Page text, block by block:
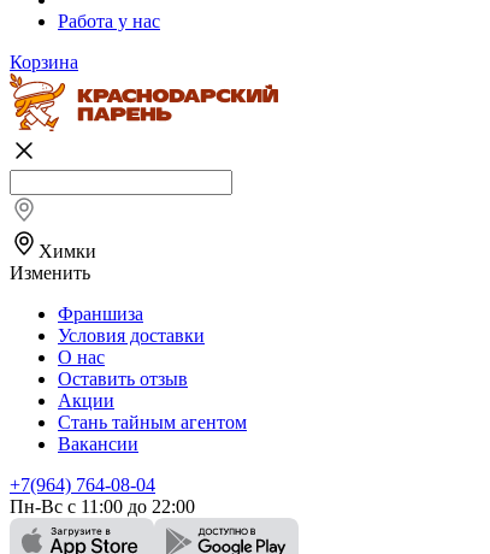
Работа у нас
Корзина
Химки
Изменить
Франшиза
Условия доставки
О нас
Оставить отзыв
Акции
Стань тайным агентом
Вакансии
+7(964) 764-08-04
Пн-Вс с 11:00 до 22:00